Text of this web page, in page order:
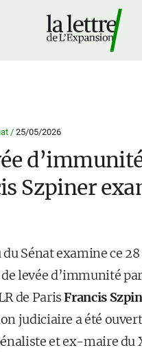
/ 25/05/2026
Szpiner
du Sénat examine ce
levée d’immunité
de ParisFrancis
judiciaire a été
et ex-maire du